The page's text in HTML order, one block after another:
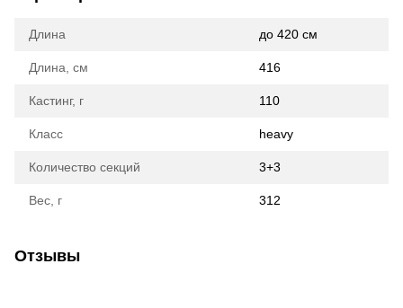
Длина до 420 см
Длина, см 416
Кастинг, г 110
Класс heavy
Количество секций 3+3
Вес, г 312
Отзывы